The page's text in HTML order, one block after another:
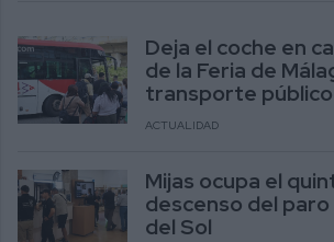
Deja el coche en
de la Feria de
transporte público
ACTUALIDAD
Mijas ocupa el
descenso del
del Sol